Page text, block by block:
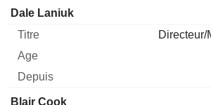
Administrateur
Dale Laniuk
Directeur/
Blair Cook